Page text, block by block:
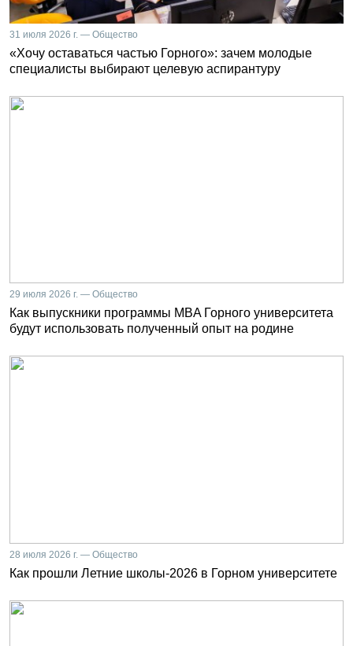
31 июля 2026 г. — Общество
«Хочу оставаться частью Горного»: зачем молодые
специалисты выбирают целевую аспирантуру
29 июля 2026 г. — Общество
Как выпускники программы MBA Горного университета
будут использовать полученный опыт на родине
28 июля 2026 г. — Общество
Как прошли Летние школы-2026 в Горном университете